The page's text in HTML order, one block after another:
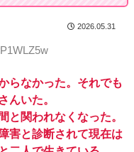
2026.05.31
らなかった。それでも
んいた。
と関われなくなった。
害と診断されて現在は